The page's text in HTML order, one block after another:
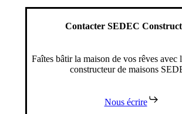
Contacter SEDEC
Faîtes bâtir la maison de vos rêves avec
constructeur de maisons
Nous écrire